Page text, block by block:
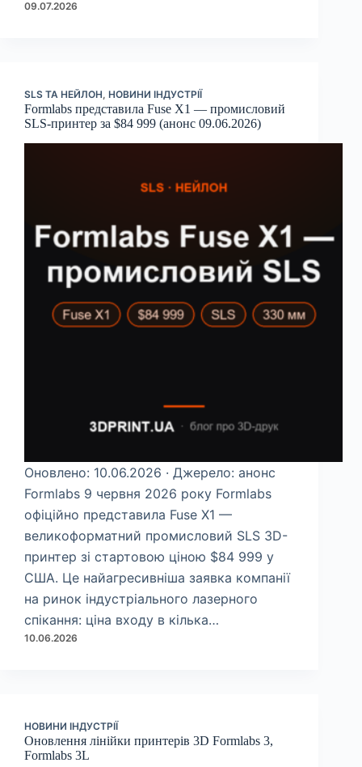
09.07.2026
SLS ТА НЕЙЛОН, НОВИНИ ІНДУСТРІЇ
Formlabs представила Fuse X1 — промисловий
SLS-принтер за $84 999 (анонс 09.06.2026)
Оновлено: 10.06.2026 · Джерело: анонс
Formlabs 9 червня 2026 року Formlabs
офіційно представила Fuse X1 —
великоформатний промисловий SLS 3D-
принтер зі стартовою ціною $84 999 у
США. Це найагресивніша заявка компанії
на ринок індустріального лазерного
спікання: ціна входу в кілька…
10.06.2026
НОВИНИ ІНДУСТРІЇ
Оновлення лінійки принтерів 3D Formlabs 3,
Formlabs 3L